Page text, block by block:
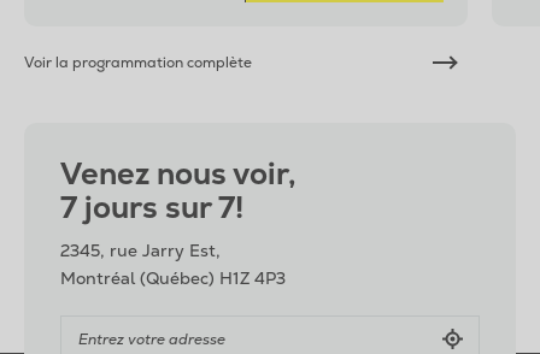
Voir la programmation complète
Venez nous voir,
7 jours sur 7!
2345, rue Jarry Est,
Montréal (Québec) H1Z 4P3